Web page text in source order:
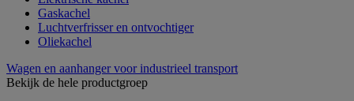
Gaskachel
Luchtverfrisser en ontvochtiger
Oliekachel
Wagen en aanhanger voor industrieel transport
Bekijk de hele productgroep